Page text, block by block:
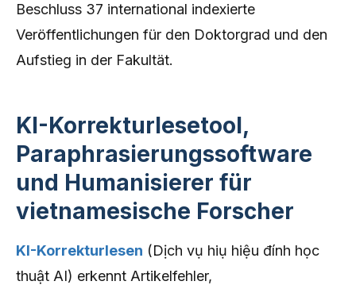
Beschluss 37 international indexierte
Veröffentlichungen für den Doktorgrad und den
Aufstieg in der Fakultät.
KI-Korrekturlesetool,
Paraphrasierungssoftware
und Humanisierer für
vietnamesische Forscher
KI-Korrekturlesen (Dịch vụ hiụ hiệu đính học
thuật AI) erkennt Artikelfehler,